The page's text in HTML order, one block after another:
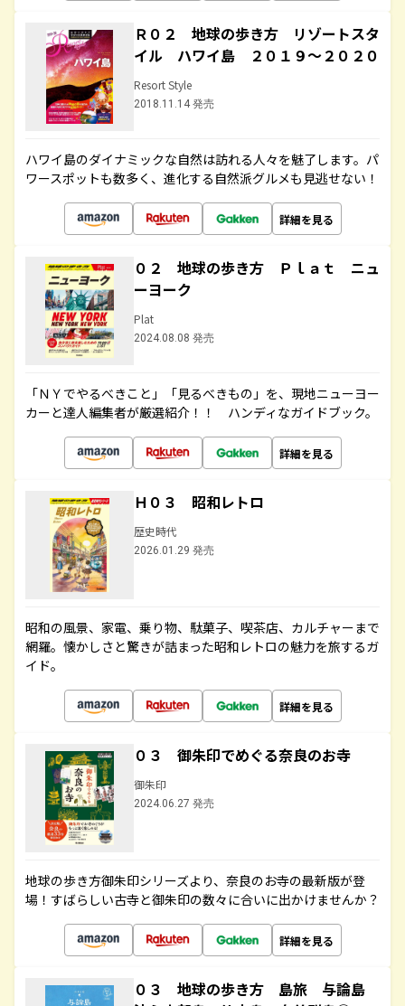
Ｒ０２ 地球の歩き方 リゾートスタ
イル ハワイ島 ２０１９～２０２０
Resort Style
2018.11.14 発売
ハワイ島のダイナミックな自然は訪れる人々を魅了します。パ
ワースポットも数多く、進化する自然派グルメも見逃せない！
詳細を見る
０２ 地球の歩き方 Ｐｌａｔ ニュ
ーヨーク
Plat
2024.08.08 発売
「ＮＹでやるべきこと」「見るべきもの」を、現地ニューヨー
カーと達人編集者が厳選紹介！！ ハンディなガイドブック。
詳細を見る
Ｈ０３ 昭和レトロ
歴史時代
2026.01.29 発売
昭和の風景、家電、乗り物、駄菓子、喫茶店、カルチャーまで
網羅。懐かしさと驚きが詰まった昭和レトロの魅力を旅するガ
イド。
詳細を見る
０３ 御朱印でめぐる奈良のお寺
御朱印
2024.06.27 発売
地球の歩き方御朱印シリーズより、奈良のお寺の最新版が登
場！すばらしい古寺と御朱印の数々に合いに出かけませんか？
詳細を見る
０３ 地球の歩き方 島旅 与論島